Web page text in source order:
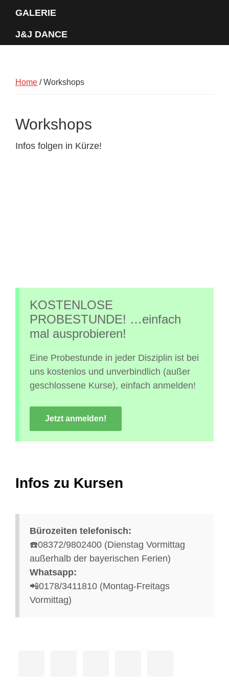
GALERIE
J&J DANCE
Home /Workshops
Workshops
​Infos folgen in Kürze!
KOSTENLOSE
PROBESTUNDE! …einfach
mal ausprobieren!
Eine Probestunde in jeder Disziplin ist bei
uns kostenlos und unverbindlich (außer
geschlossene Kurse), einfach anmelden!
Jetzt anmelden!
Infos zu Kursen
Bürozeiten telefonisch:
☎️08372/9802400 (Dienstag Vormittag
außerhalb der bayerischen Ferien)
Whatsapp:
📲0178/3411810 (Montag-Freitags
Vormittag)